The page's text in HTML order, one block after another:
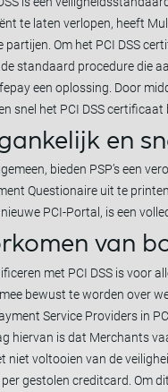
te laten verlopen, heeft
partijen. Om het PCI DSS
standaard procedure die
een oplossing. Door
snel het PCI DSS certificaat
en
bieden PSP’s een
Questionaire uit te
PCI-Portal, is een
van
met PCI DSS is voor
bewust te worden over
Service Providers in
hiervan is dat Merchants
niet voltooien van de
gestolen creditcard. Om